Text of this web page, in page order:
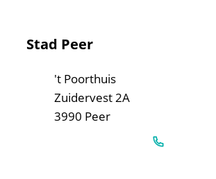
Contact & openingsuren
Stad Peer
Adres't Poorthuis
Zuidervest 2A
,3990 Peer